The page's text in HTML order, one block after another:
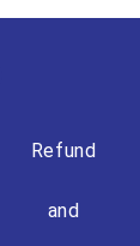
Refund
and